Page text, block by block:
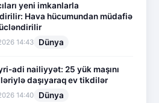
yeni imkanlarla
Hava hücumundan müdafiə
14:43 Dünya
adi nailiyyət: 25 yük maşını
daşıyaraq ev tikdilər
14:40 Dünya